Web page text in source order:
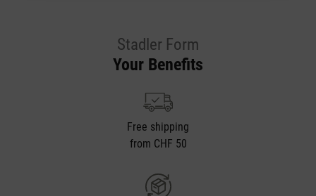
Stadler Form
Your Benefits
Free shipping
from CHF 50